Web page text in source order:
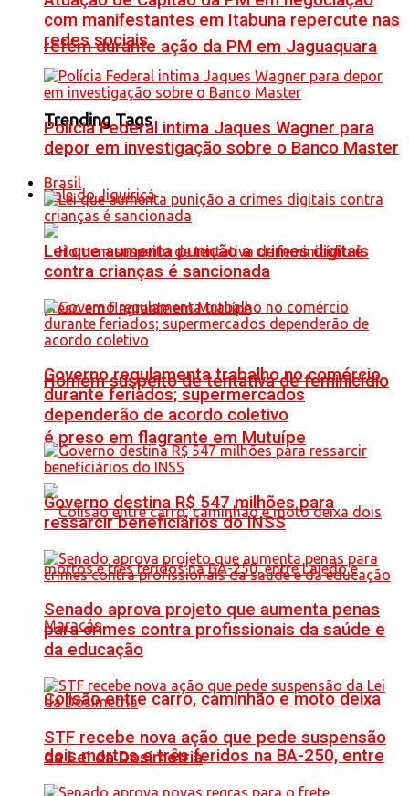
refém durante ação da PM em Jaguaquara
Trending Tags
Vale do Jiquiriçá
Homem suspeito de tentativa de feminicídio
é preso em flagrante em Mutuípe
Colisão entre carro, caminhão e moto deixa
dois mortos e três feridos na BA-250, entre
com manifestantes em Itabuna repercute nas
redes sociais
Polícia Federal intima Jaques Wagner para
depor em investigação sobre o Banco Master
Brasil
Lei que aumenta punição a crimes digitais
contra crianças é sancionada
Governo regulamenta trabalho no comércio
durante feriados; supermercados
dependerão de acordo coletivo
Governo destina R$ 547 milhões para
ressarcir beneficiários do INSS
Senado aprova projeto que aumenta penas
para crimes contra profissionais da saúde e
da educação
STF recebe nova ação que pede suspensão
da Lei da Dosimetria